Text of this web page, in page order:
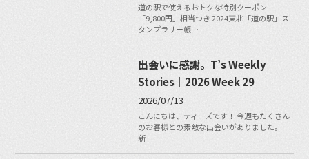
道の駅で使えるおトクな特別クーポン
「9,800円」相当つき 2024東北「道の駅」ス
タンプラリー帳…
出会いに感謝。T’s Weekly
Stories｜2026 Week 29
2026/07/13
こんにちは、ティーズです！ 今週もたくさん
のお客様との素敵な出会いがありました。
新…